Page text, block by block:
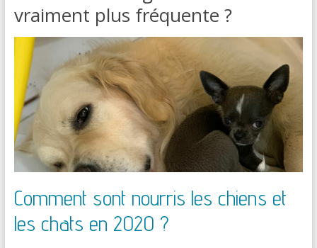
vraiment plus fréquente ?
Comment sont nourris les chiens et
les chats en 2020 ?